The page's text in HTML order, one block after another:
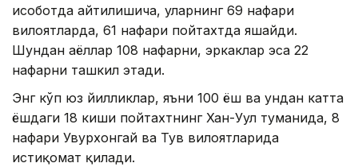
Ҳисоботда айтилишича, уларнинг 69 нафари
вилоятларда, 61 нафари пойтахтда яшайди.
Шундан аёллар 108 нафарни, эркаклар эса 22
нафарни ташкил этади.
Энг кўп юз йилликлар, яъни 100 ёш ва ундан катта
ёшдаги 18 киши пойтахтнинг Хан-Уул туманида, 8
нафари Увурхонгай ва Тув вилоятларида
истиқомат қилади.